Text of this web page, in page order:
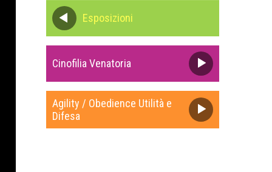
Esposizioni
Cinofilia Venatoria
Agility / Obedience Utilità e
Difesa